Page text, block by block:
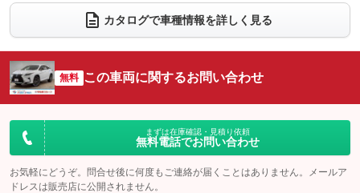
電動リアゲート フロントカメラ
：装備なし
シートエアコン
：装備あり 全周囲カメラ
：装備なし
サイドカメラ
：装備あり ルーフレール
：装備なし
エアサスペンション ヘッドライトウォッシャー
カタログで車種情報を詳しく見る
無料 この車両に関するお問い合わせ
まずは在庫確認・見積り依頼
無料電話でお問い合わせ
お気軽にどうぞ。問合せ後に何度もご連絡が届くことはありません。メールア
ドレスは販売店に公開されません。